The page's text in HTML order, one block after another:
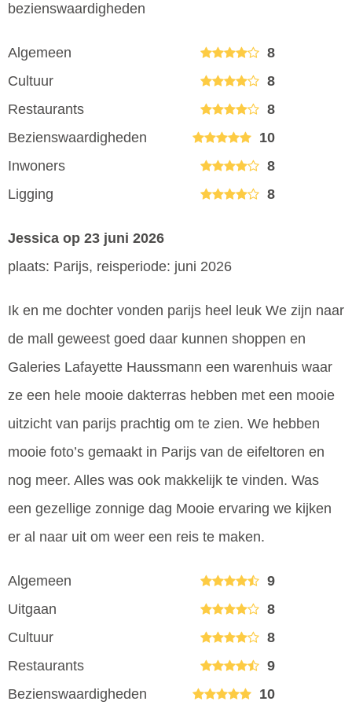
bezienswaardigheden
Algemeen
8
Cultuur
8
Restaurants
8
Bezienswaardigheden
10
Inwoners
8
Ligging
8
Jessica op 23 juni 2026
plaats: Parijs, reisperiode: juni 2026
Ik en me dochter vonden parijs heel leuk We zijn naar
de mall geweest goed daar kunnen shoppen en
Galeries Lafayette Haussmann een warenhuis waar
ze een hele mooie dakterras hebben met een mooie
uitzicht van parijs prachtig om te zien. We hebben
mooie foto’s gemaakt in Parijs van de eifeltoren en
nog meer. Alles was ook makkelijk te vinden. Was
een gezellige zonnige dag Mooie ervaring we kijken
er al naar uit om weer een reis te maken.
Algemeen
9
Uitgaan
8
Cultuur
8
Restaurants
9
Bezienswaardigheden
10